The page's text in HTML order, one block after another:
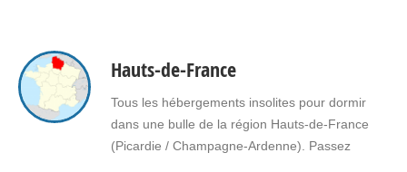
Hauts-de-France
Tous les hébergements insolites pour dormir
dans une bulle de la région Hauts-de-France
(Picardie / Champagne-Ardenne). Passez